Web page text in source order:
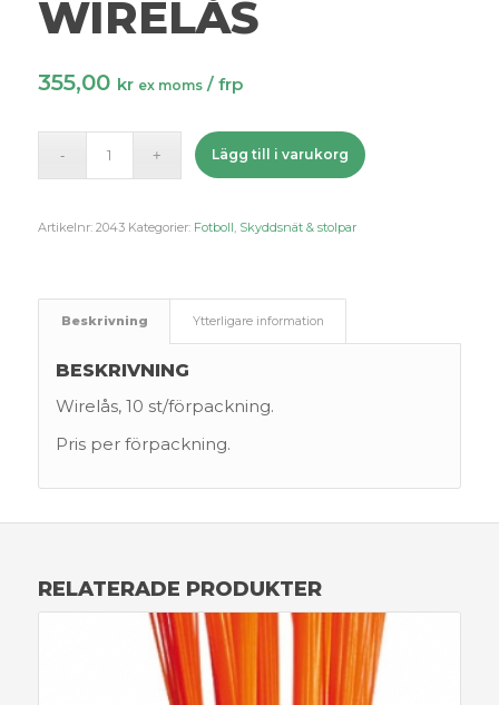
WIRELÅS
355,00 kr ex moms / frp
Lägg till i varukorg
Artikelnr: 2043 Kategorier: Fotboll Skyddsnät & stolpar
Beskrivning Ytterligare information
BESKRIVNING
Wirelås, 10 st/förpackning.
Pris per förpackning.
RELATERADE PRODUKTER